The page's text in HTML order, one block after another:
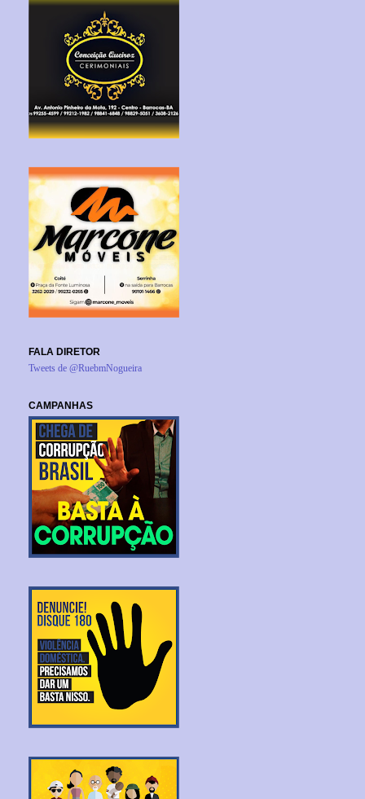
FALA DIRETOR
Tweets de @RuebmNogueira
CAMPANHAS